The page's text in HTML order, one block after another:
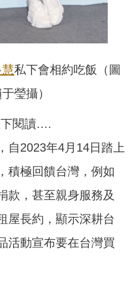
私下會相約吃飯（圖
瑩攝）
閱讀….
自2023年4月14日踏上
積極回饋台灣，例如
款，甚至親身服務及
屋長約，顯示深耕台
活動宣布要在台灣買